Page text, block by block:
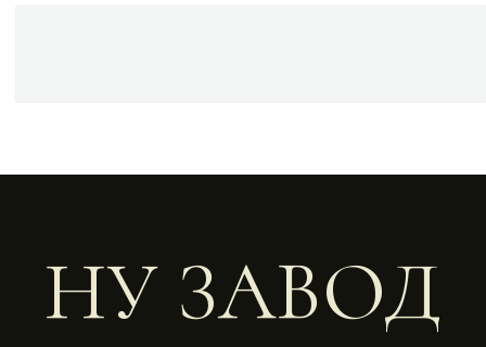
НУ ЗАВОД